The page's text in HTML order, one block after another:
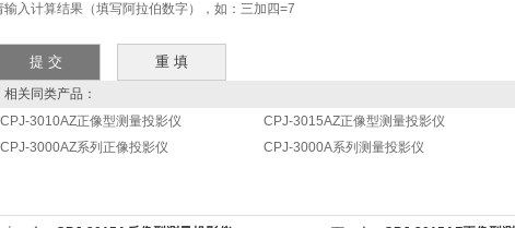
输入计算结果（填写阿拉伯数字），如：三加四=7
同类产品：
CPJ-3010AZ正像型测量投影仪
CPJ-3015AZ正像型测量投影仪
CPJ-3000AZ系列正像投影仪
CPJ-3000A系列测量投影仪